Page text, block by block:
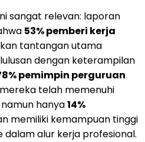
sangat relevan: laporan
53% pemberi kerja
tantangan utama
dengan keterampilan
pemimpin perguruan
telah memenuhi
hanya14%
memiliki kemampuan tinggi
alur kerja profesional.